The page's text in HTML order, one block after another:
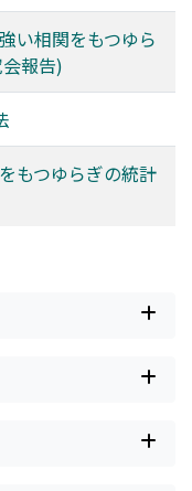
い相関をもつゆら
報告)
もつゆらぎの統計